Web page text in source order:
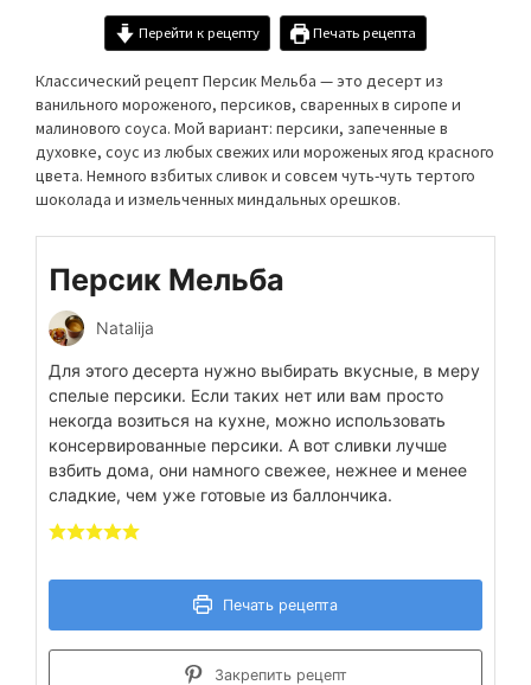
Перейти к рецепту Печать рецепта
Классический рецепт Персик Мельба — это десерт из
ванильного мороженого, персиков, сваренных в сиропе и
малинового соуса. Мой вариант: персики, запеченные в
духовке, соус из любых свежих или мороженых ягод красного
цвета. Немного взбитых сливок и совсем чуть-чуть тертого
шоколада и измельченных миндальных орешков.
Персик Мельба
Natalija
Для этого десерта нужно выбирать вкусные, в меру
спелые персики. Если таких нет или вам просто
некогда возиться на кухне, можно использовать
консервированные персики. А вот сливки лучше
взбить дома, они намного свежее, нежнее и менее
сладкие, чем уже готовые из баллончика.
Печать рецепта
Закрепить рецепт